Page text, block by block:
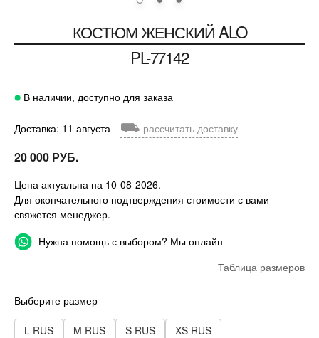
КОСТЮМ ЖЕНСКИЙ ALO
PL-77142
В наличии, доступно для заказа
Доставка: 11 августа ⛟ рассчитать доставку
20 000 РУБ.
Цена актуальна на 10-08-2026.
Для окончательного подтверждения стоимости с вами
свяжется менеджер.
Нужна помощь с выбором? Мы онлайн
Таблица размеров
Выберите размер
L RUS M RUS S RUS XS RUS